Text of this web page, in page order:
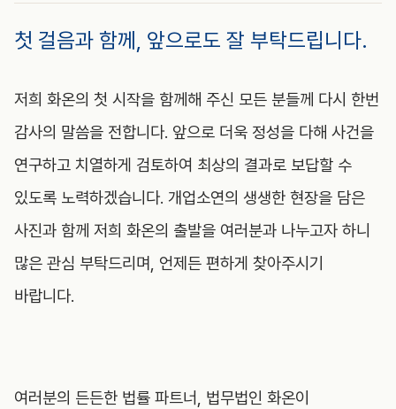
첫 걸음과 함께, 앞으로도 잘 부탁드립니다.
저희 화온의 첫 시작을 함께해 주신 모든 분들께 다시 한번
감사의 말씀을 전합니다. 앞으로 더욱 정성을 다해 사건을
연구하고 치열하게 검토하여 최상의 결과로 보답할 수
있도록 노력하겠습니다. 개업소연의 생생한 현장을 담은
사진과 함께 저희 화온의 출발을 여러분과 나누고자 하니
많은 관심 부탁드리며, 언제든 편하게 찾아주시기
바랍니다.
여러분의 든든한 법률 파트너, 법무법인 화온이